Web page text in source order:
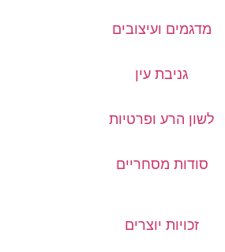
מדגמים ועיצובים
גניבת עין
לשון הרע ופרטיות
סודות מסחריים
זכויות יוצרים